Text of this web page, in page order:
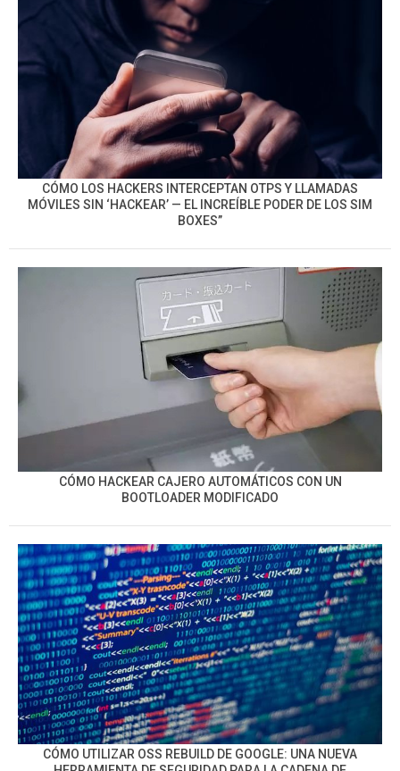
CÓMO LOS HACKERS INTERCEPTAN OTPS Y LLAMADAS
MÓVILES SIN ‘HACKEAR’ — EL INCREÍBLE PODER DE LOS SIM
BOXES”
CÓMO HACKEAR CAJERO AUTOMÁTICOS CON UN
BOOTLOADER MODIFICADO
CÓMO UTILIZAR OSS REBUILD DE GOOGLE: UNA NUEVA